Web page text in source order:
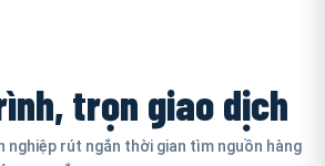
trọn giao dịch
nghiệp rút ngắn thời gian tìm nguồn hàng